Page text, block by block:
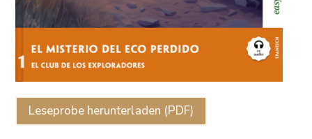
Leseprobe herunterladen (PDF)